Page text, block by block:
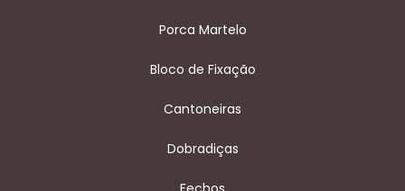
Porca Martelo
Bloco de Fixação
Cantoneiras
Dobradiças